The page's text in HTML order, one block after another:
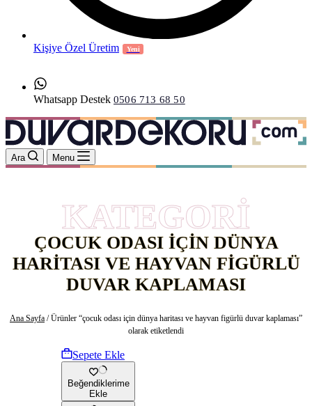
Kişiye Özel Üretim Yeni
Whatsapp Destek 0506 713 68 50
Ara Menu
KATEGORİ
ÇOCUK ODASI IÇIN DÜNYA
HARITASI VE HAYVAN FIGÜRLÜ
DUVAR KAPLAMASI
Ana Sayfa / Ürünler “çocuk odası için dünya haritası ve hayvan figürlü duvar kaplaması”
olarak etiketlendi
Sepete Ekle
Beğendiklerime
Ekle